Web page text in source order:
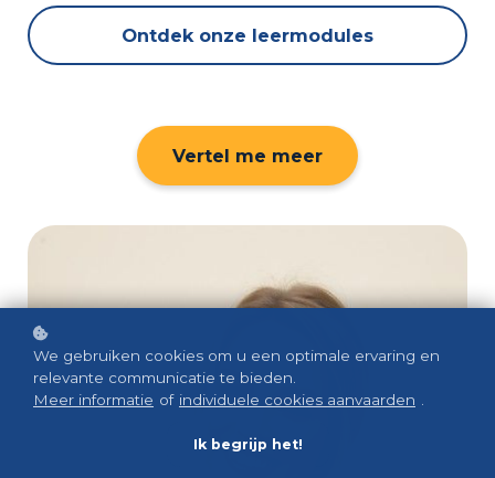
Ontdek onze leermodules
Vertel me meer
We gebruiken cookies om u een optimale ervaring en
relevante communicatie te bieden.
Meer informatie of individuele cookies aanvaarden
Ik begrijp het!